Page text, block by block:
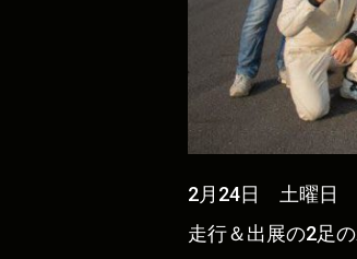
2月24日 土曜日
走行＆出展の2足